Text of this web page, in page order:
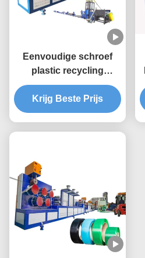
Eenvoudige schroef
plastic recycling
machine 9 mm PET
band extrusie lijn
Krijg Beste Prijs